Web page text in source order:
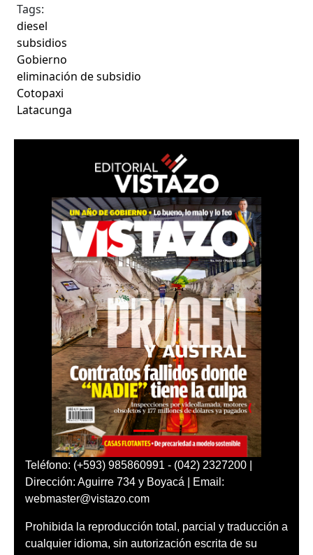
Tags:
diesel
subsidios
Gobierno
eliminación de subsidio
Cotopaxi
Latacunga
Teléfono: (+593) 985860991 - (042) 2327200 |
Dirección: Aguirre 734 y Boyacá | Email:
webmaster@vistazo.com
Prohibida la reproducción total, parcial y traducción a
cualquier idioma, sin autorización escrita de su